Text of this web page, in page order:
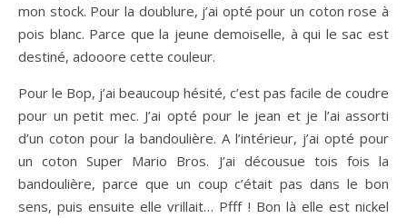
mon stock. Pour la doublure, j’ai opté pour un coton rose à
pois blanc. Parce que la jeune demoiselle, à qui le sac est
destiné, adooore cette couleur.
Pour le Bop, j’ai beaucoup hésité, c’est pas facile de coudre
pour un petit mec. J’ai opté pour le jean et je l’ai assorti
d’un coton pour la bandoulière. A l’intérieur, j’ai opté pour
un coton Super Mario Bros. J’ai décousue tois fois la
bandoulière, parce que un coup c’était pas dans le bon
sens, puis ensuite elle vrillait… Pfff ! Bon là elle est nickel